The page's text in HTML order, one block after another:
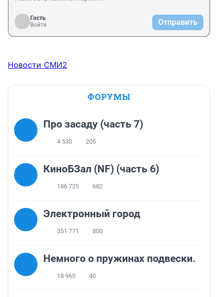
Гость
Войти
Отправить
Новости СМИ2
ФОРУМЫ
Про засаду (часть 7)
4 530 205
КиноБЗал (NF) (часть 6)
186 725 682
Электронный город
351 771 800
Немного о пружинах подвески.
18 965 40